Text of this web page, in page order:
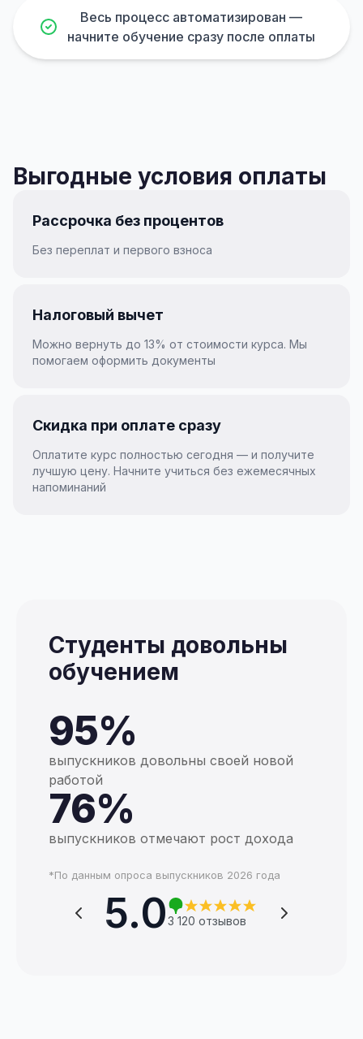
Весь процесс автоматизирован —
начните обучение сразу после оплаты
Выгодные условия оплаты
Рассрочка без процентов
Без переплат и первого взноса
Налоговый вычет
Можно вернуть до 13% от стоимости курса. Мы
помогаем оформить документы
Скидка при оплате сразу
Оплатите курс полностью сегодня — и получите
лучшую цену. Начните учиться без ежемесячных
напоминаний
Студенты довольны
обучением
95%
выпускников довольны своей новой
работой
76%
выпускников отмечают рост дохода
*По данным опроса выпускников 2026 года
5.03 120 отзывов